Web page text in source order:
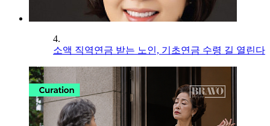
4.
소액 직역연금 받는 노인, 기초연금 수령 길 열린다